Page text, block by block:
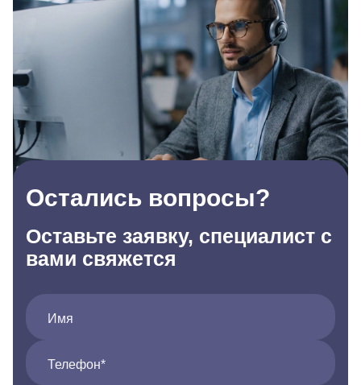
Остались вопросы?
Оставьте заявку, специалист с
вами свяжется
Имя
Телефон*